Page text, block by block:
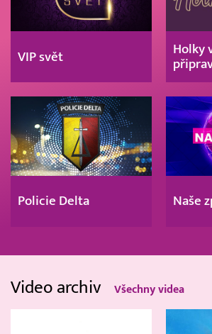
VIP svět
Holky
Policie Delta Naše
Video archiv Všechny videa